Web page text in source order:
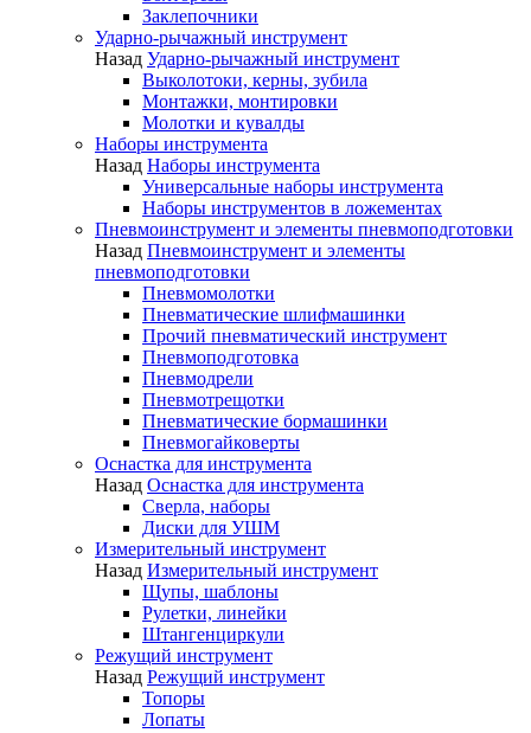
Заклепочники
Ударно-рычажный инструмент
Назад Ударно-рычажный инструмент
Выколотоки, керны, зубила
Монтажки, монтировки
Молотки и кувалды
Наборы инструмента
Назад Наборы инструмента
Универсальные наборы инструмента
Наборы инструментов в ложементах
Пневмоинструмент и элементы пневмоподготовки
Назад Пневмоинструмент и элементы
пневмоподготовки
Пневмомолотки
Пневматические шлифмашинки
Прочий пневматический инструмент
Пневмоподготовка
Пневмодрели
Пневмотрещотки
Пневматические бормашинки
Пневмогайковерты
Оснастка для инструмента
Назад Оснастка для инструмента
Сверла, наборы
Диски для УШМ
Измерительный инструмент
Назад Измерительный инструмент
Щупы, шаблоны
Рулетки, линейки
Штангенциркули
Режущий инструмент
Назад Режущий инструмент
Топоры
Лопаты